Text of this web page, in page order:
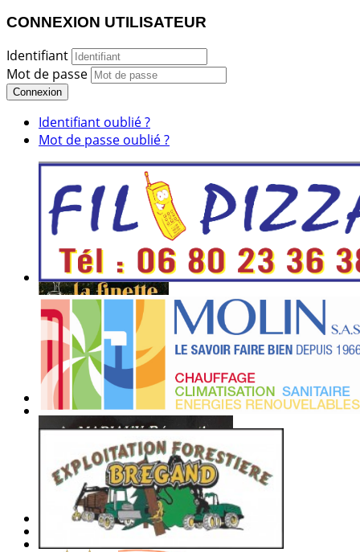
CONNEXION UTILISATEUR
Identifiant
Mot de passe
Connexion
Identifiant oublié ?
Mot de passe oublié ?